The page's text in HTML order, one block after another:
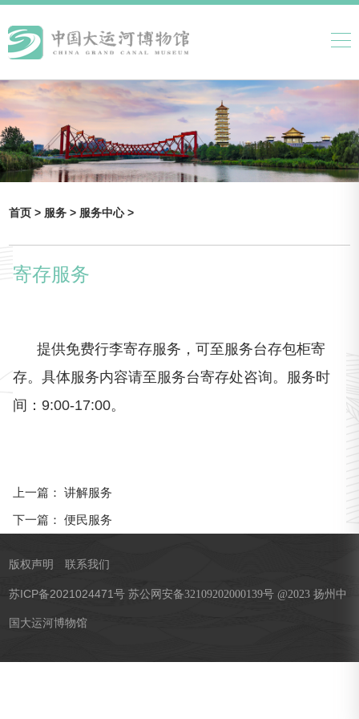
首页 > 服务 > 服务中心 >
寄存服务
提供免费行李寄存服务，可至服务台存包柜寄
存。具体服务内容请至服务台寄存处咨询。服务时
间：9:00-17:00。
上一篇： 讲解服务
下一篇： 便民服务
版权声明 联系我们
苏ICP备2021024471号 苏公网安备32109202000139号 @2023 扬州中
国大运河博物馆